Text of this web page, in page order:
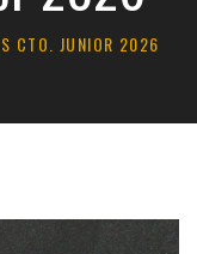
CTO. JUNIOR 2026